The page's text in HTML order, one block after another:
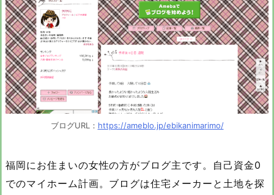
ブログURL： https://ameblo.jp/ebikanimarimo/
福岡にお住まいの女性の方がブログ主です。自己資金0
でのマイホーム計画。ブログは住宅メーカーと土地を探